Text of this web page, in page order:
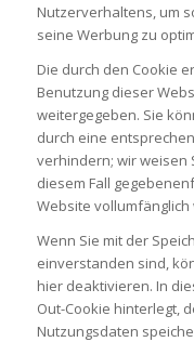
Nutzerverhaltens, um
seine Werbung zu
Die durch den Cookie
Benutzung dieser
weitergegeben. Sie
durch eine
verhindern; wir weisen
diesem Fall
Website
Wenn Sie mit der
einverstanden sind,
hier deaktivieren. In
Out-Cookie hinterlegt,
Nutzungsdaten